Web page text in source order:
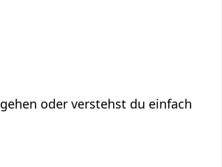
oder verstehst du einfach